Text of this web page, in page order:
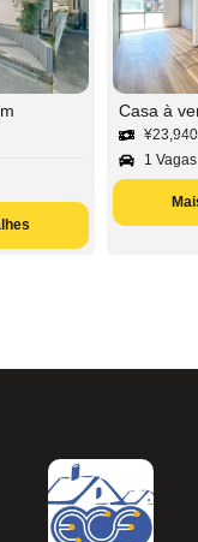
Casa à
¥23,940
1 Vagas